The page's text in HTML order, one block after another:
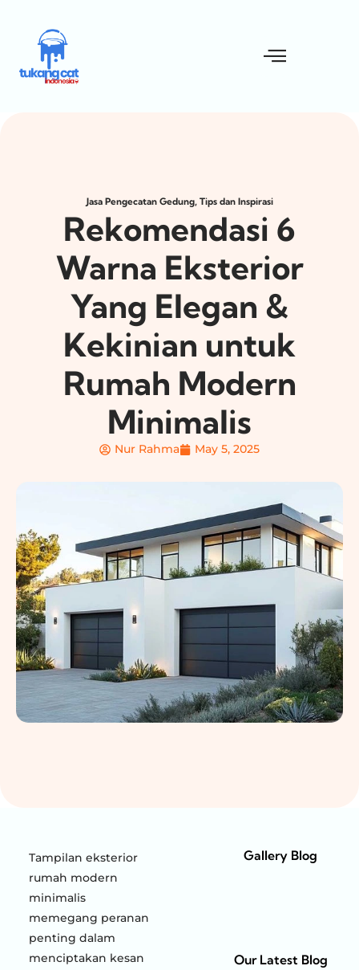
Jasa Pengecatan Gedung, Tips dan Inspirasi
Rekomendasi 6
Warna Eksterior
Yang Elegan &
Kekinian untuk
Rumah Modern
Minimalis
Nur Rahma May 5, 2025
Tampilan eksterior
rumah modern
minimalis
memegang peranan
penting dalam
menciptakan kesan
Gallery Blog
Our Latest Blog